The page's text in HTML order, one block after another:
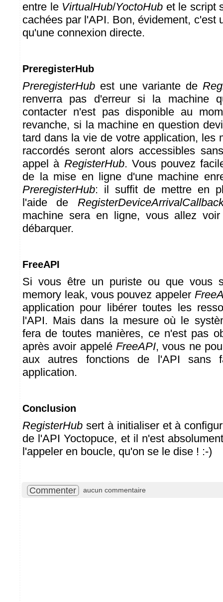
entre le VirtualHub/YoctoHub et le script
cachées par l'API. Bon, évidement, c'est
qu'une connexion directe.
PreregisterHub
PreregisterHub est une variante de
renverra pas d'erreur si la machine
contacter n'est pas disponible au
revanche, si la machine en question
tard dans la vie de votre application, les
raccordés seront alors accessibles
appel à RegisterHub. Vous pouvez
de la mise en ligne d'une machine
PreregisterHub: il suffit de mettre en
l'aide de
machine sera en ligne, vous allez
débarquer.
FreeAPI
Si vous être un puriste ou que vous
memory leak, vous pouvez appeler
application pour libérer toutes les
l'API. Mais dans la mesure où le
fera de toutes manières, ce n'est pas
après avoir appelé FreeAPI, vous ne
aux autres fonctions de l'API sans
application.
Conclusion
RegisterHub sert à initialiser et à
de l'API Yoctopuce, et il n'est
l'appeler en boucle, qu'on se le dise ! :-)
Commenter aucun commentaire